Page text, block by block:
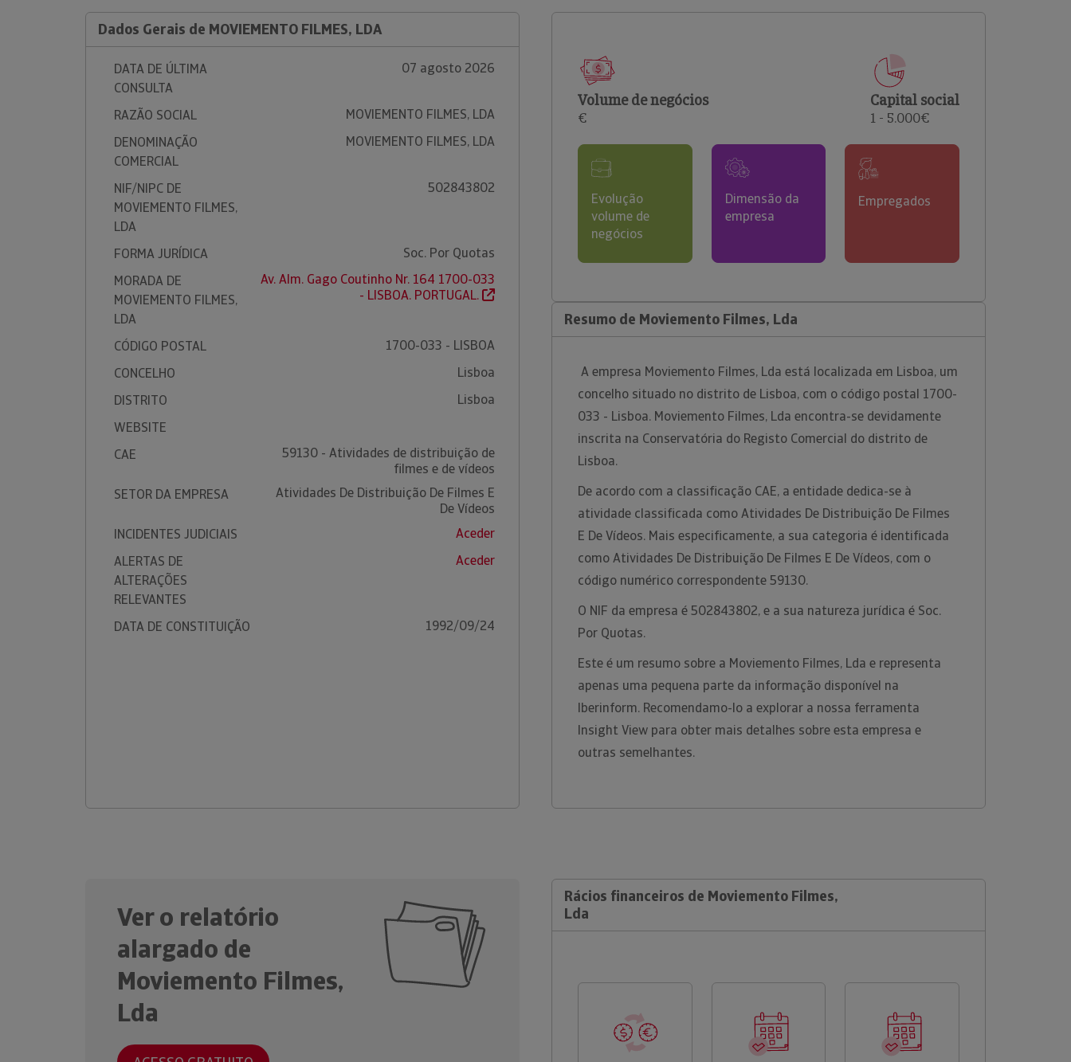
comerciais e analisar o risco de incumprimento dos
Dados Gerais de MOVIEMENTO FILMES, LDA
DATA DE ÚLTIMA
CONSULTA
07 agosto 2026
RAZÃO SOCIAL
MOVIEMENTO FILMES, LDA
DENOMINAÇÃO
COMERCIAL
MOVIEMENTO FILMES, LDA
NIF/NIPC DE
MOVIEMENTO FILMES,
LDA
502843802
FORMA JURÍDICA
Soc. Por Quotas
MORADA DE
MOVIEMENTO FILMES,
LDA
Av. Alm. Gago Coutinho Nr. 164 1700-033
- LISBOA. PORTUGAL.
CÓDIGO POSTAL
1700-033 - LISBOA
CONCELHO
Lisboa
DISTRITO
Lisboa
WEBSITE
CAE
59130 - Atividades de distribuição de
filmes e de vídeos
SETOR DA EMPRESA
Atividades De Distribuição De Filmes E
De Vídeos
INCIDENTES JUDICIAIS
Aceder
ALERTAS DE
ALTERAÇÕES
RELEVANTES
Aceder
DATA DE CONSTITUIÇÃO 1992/09/24
Volume de negócios
€
Capital social
1 - 5.000€
Evolução
volume de
negócios
Dimensão da
empresa
Empregados
Resumo de Moviemento Filmes, Lda
A empresa Moviemento Filmes, Lda está localizada em Lisboa, um
concelho situado no distrito de Lisboa, com o código postal 1700-
033 - Lisboa. Moviemento Filmes, Lda encontra-se devidamente
inscrita na Conservatória do Registo Comercial do distrito de
Lisboa.
De acordo com a classificação CAE, a entidade dedica-se à
atividade classificada como Atividades De Distribuição De Filmes
E De Vídeos. Mais especificamente, a sua categoria é identificada
como Atividades De Distribuição De Filmes E De Vídeos, com o
código numérico correspondente 59130.
O NIF da empresa é 502843802, e a sua natureza jurídica é Soc.
Por Quotas.
Este é um resumo sobre a Moviemento Filmes, Lda e representa
apenas uma pequena parte da informação disponível na
Iberinform. Recomendamo-lo a explorar a nossa ferramenta
Insight View para obter mais detalhes sobre esta empresa e
outras semelhantes.
Ver o relatório
alargado de
Moviemento Filmes,
Lda
Rácios financeiros de Moviemento Filmes,
Lda